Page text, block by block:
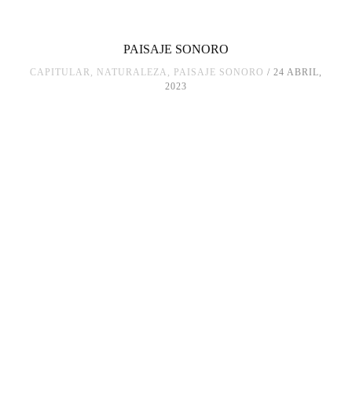
PAISAJE SONORO
CAPITULAR NATURALEZA PAISAJE SONORO
24 ABRIL,
2023